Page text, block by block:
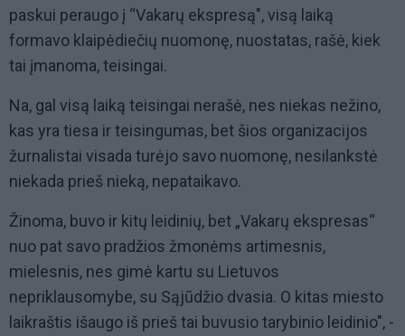
paskui peraugo į “Vakarų ekspresą", visą laiką
formavo klaipėdiečių nuomonę, nuostatas, rašė, kiek
tai įmanoma, teisingai.
Na, gal visą laiką teisingai nerašė, nes niekas nežino,
kas yra tiesa ir teisingumas, bet šios organizacijos
žurnalistai visada turėjo savo nuomonę, nesilankstė
niekada prieš nieką, nepataikavo.
Žinoma, buvo ir kitų leidinių, bet „Vakarų ekspresas“
nuo pat savo pradžios žmonėms artimesnis,
mielesnis, nes gimė kartu su Lietuvos
nepriklausomybe, su Sąjūdžio dvasia. O kitas miesto
laikraštis išaugo iš prieš tai buvusio tarybinio leidinio", -